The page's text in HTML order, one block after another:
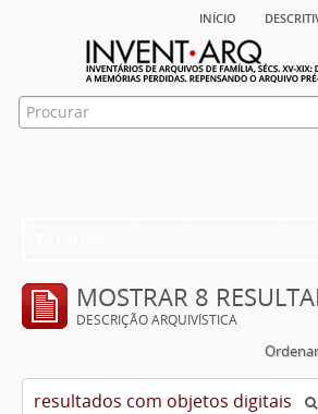
início
MOSTRAR 8
DESCRIÇÃO ARQUIVÍSTICA
resultados com objetos digitais